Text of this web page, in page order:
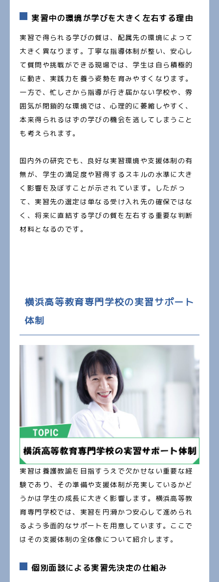
実習中の環境が学びを大きく左右する理由
実習で得られる学びの質は、配属先の環境によって
大きく異なります。丁寧な指導体制が整い、安心し
て質問や挑戦ができる現場では、学生は自ら積極的
に動き、実践力を養う姿勢を育みやすくなります。
一方で、忙しさから指導が行き届かない学校や、雰
囲気が閉鎖的な環境では、心理的に萎縮しやすく、
本来得られるはずの学びの機会を逃してしまうこと
も考えられます。
国内外の研究でも、良好な実習環境や支援体制の有
無が、学生の満足度や習得するスキルの水準に大き
く影響を及ぼすことが示されています。したがっ
て、実習先の選定は単なる受け入れ先の確保ではな
く、将来に直結する学びの質を左右する重要な判断
材料となるのです。
横浜高等教育専門学校の実習サポート
体制
実習は養護教諭を目指すうえで欠かせない重要な経
験であり、その準備や支援体制が充実しているかど
うかは学生の成長に大きく影響します。横浜高等教
育専門学校では、実習を円滑かつ安心して進められ
るよう多面的なサポートを用意しています。ここで
はその支援体制の全体像について紹介します。
個別面談による実習先決定の仕組み